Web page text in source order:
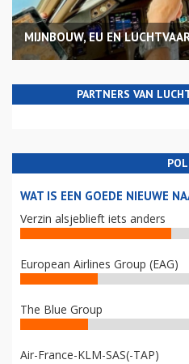
MIJNBOUW, EU EN
PARTNERS VAN
WAT IS EEN GOEDE NIEUWE
Verzin alsjeblieft iets anders
European Airlines Group (EAG)
The Blue Group
Air-France-KLM-SAS(-TAP)